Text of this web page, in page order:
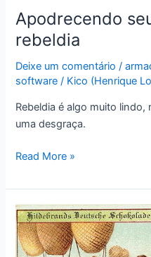
Apodrecendo
rebeldia
Deixe um comentário /
software / Kico (Henrique
Rebeldia é algo muito
uma desgraça.
Apodrecendo
software
com
rebeldia
Read More »